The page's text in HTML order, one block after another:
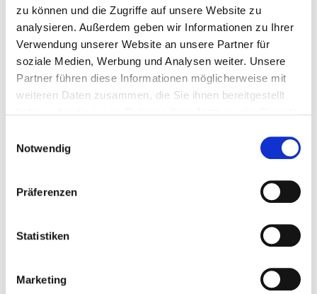
zu können und die Zugriffe auf unsere Website zu
analysieren. Außerdem geben wir Informationen zu Ihrer
Verwendung unserer Website an unsere Partner für
soziale Medien, Werbung und Analysen weiter. Unsere
Partner führen diese Informationen möglicherweise mit
weiteren Daten zusammen, die Sie ihnen bereitgestellt
Notwendig
Präferenzen
Statistiken
Marketing
3. FLOOR CONVENTION
CENTER